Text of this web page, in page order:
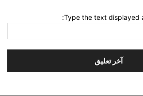
Type the text displayed